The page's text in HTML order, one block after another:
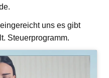
uns es gibt
Steuerprogramm.